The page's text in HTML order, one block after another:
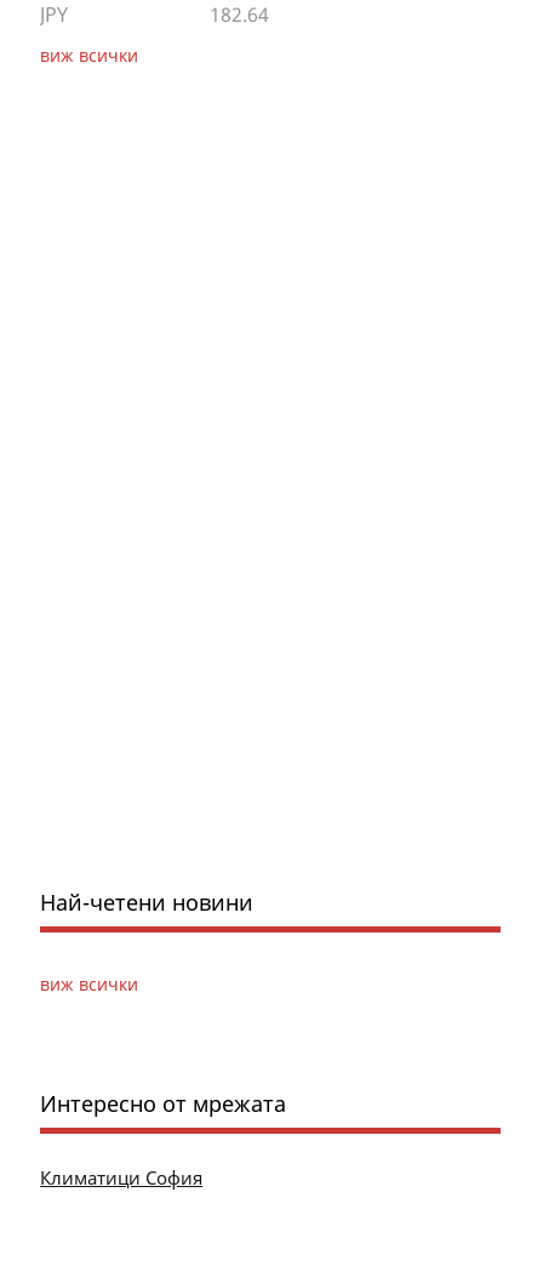
JPY
182.64
виж всички
Най-четени новини
виж всички
Интересно от мрежата
Климатици София